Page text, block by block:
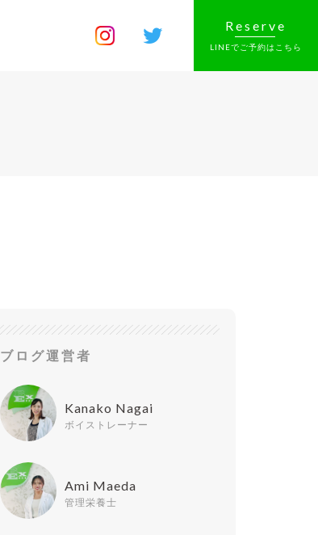
Reserve
LINEでご予約はこちら
ブログ運営者
Kanako Nagai
ボイストレーナー
Ami Maeda
管理栄養士